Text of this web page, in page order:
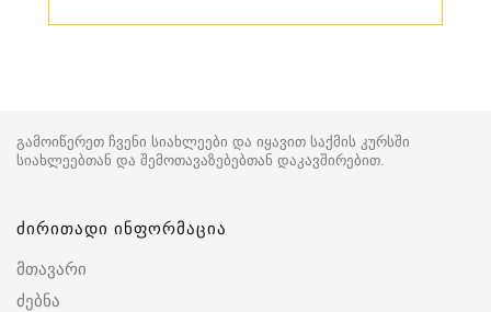
გამოიწერეთ ჩვენი სიახლეები და იყავით საქმის კურსში
სიახლეებთან და შემოთავაზებებთან დაკავშირებით.
ძირითადი ინფორმაცია
მთავარი
ძებნა